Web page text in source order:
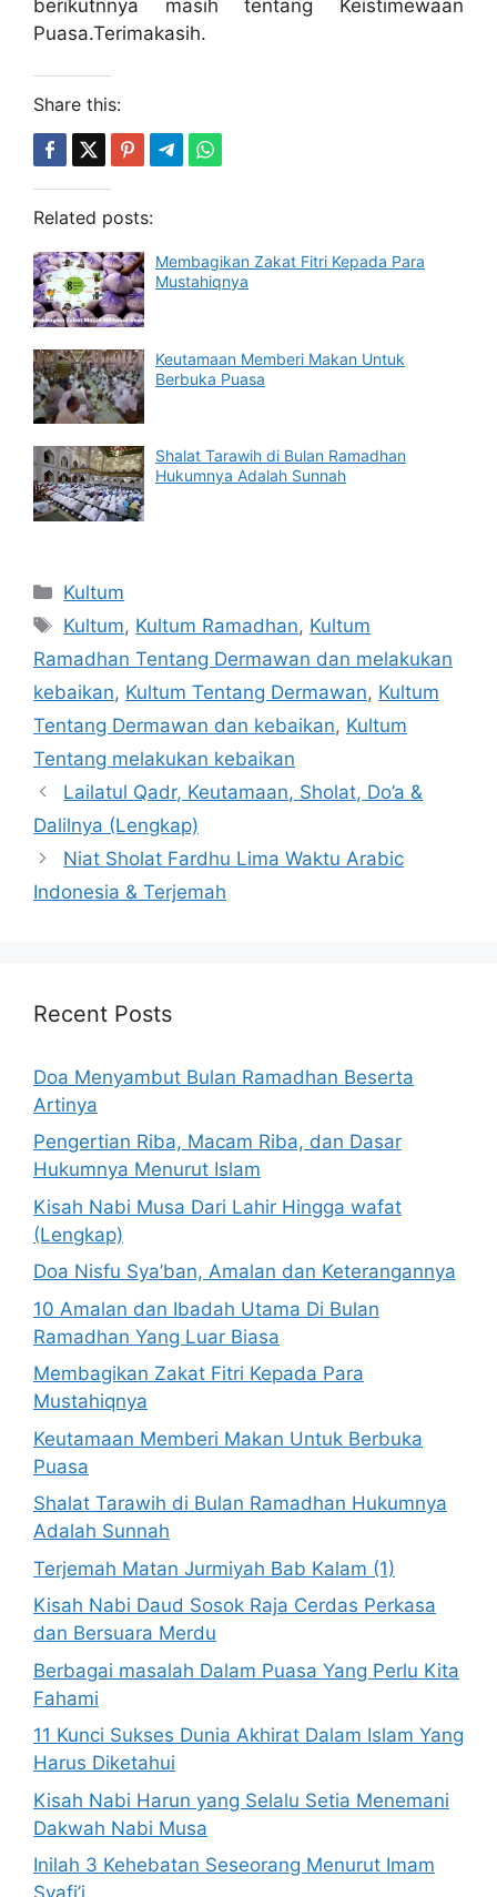
berikutnnya masih tentang Keistimewaan
Puasa.Terimakasih.
Share this:
Related posts:
Membagikan Zakat Fitri Kepada Para
Mustahiqnya
Keutamaan Memberi Makan Untuk
Berbuka Puasa
Shalat Tarawih di Bulan Ramadhan
Hukumnya Adalah Sunnah
Categories
Kultum
Tags
Kultum, Kultum Ramadhan, Kultum
Ramadhan Tentang Dermawan dan melakukan
kebaikan, Kultum Tentang Dermawan, Kultum
Tentang Dermawan dan kebaikan, Kultum
Tentang melakukan kebaikan
Lailatul Qadr, Keutamaan, Sholat, Do’a &
Dalilnya (Lengkap)
Niat Sholat Fardhu Lima Waktu Arabic
Indonesia & Terjemah
Recent Posts
Doa Menyambut Bulan Ramadhan Beserta
Artinya
Pengertian Riba, Macam Riba, dan Dasar
Hukumnya Menurut Islam
Kisah Nabi Musa Dari Lahir Hingga wafat
(Lengkap)
Doa Nisfu Sya’ban, Amalan dan Keterangannya
10 Amalan dan Ibadah Utama Di Bulan
Ramadhan Yang Luar Biasa
Membagikan Zakat Fitri Kepada Para
Mustahiqnya
Keutamaan Memberi Makan Untuk Berbuka
Puasa
Shalat Tarawih di Bulan Ramadhan Hukumnya
Adalah Sunnah
Terjemah Matan Jurmiyah Bab Kalam (1)
Kisah Nabi Daud Sosok Raja Cerdas Perkasa
dan Bersuara Merdu
Berbagai masalah Dalam Puasa Yang Perlu Kita
Fahami
11 Kunci Sukses Dunia Akhirat Dalam Islam Yang
Harus Diketahui
Kisah Nabi Harun yang Selalu Setia Menemani
Dakwah Nabi Musa
Inilah 3 Kehebatan Seseorang Menurut Imam